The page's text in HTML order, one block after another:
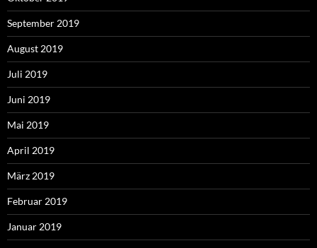
September 2019
August 2019
Juli 2019
Juni 2019
Mai 2019
April 2019
März 2019
Februar 2019
Januar 2019